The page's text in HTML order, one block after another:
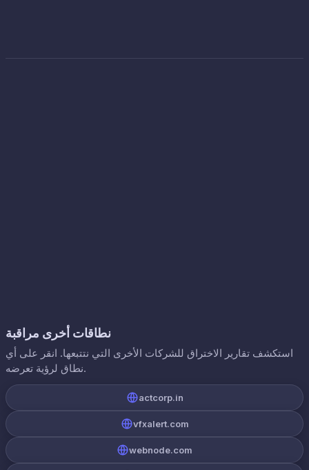
نطاقات أخرى مراقبة
استكشف تقارير الاختراق للشركات الأخرى التي نتتبعها. انقر على أي
نطاق لرؤية تعرضه.
actcorp.in
vfxalert.com
webnode.com